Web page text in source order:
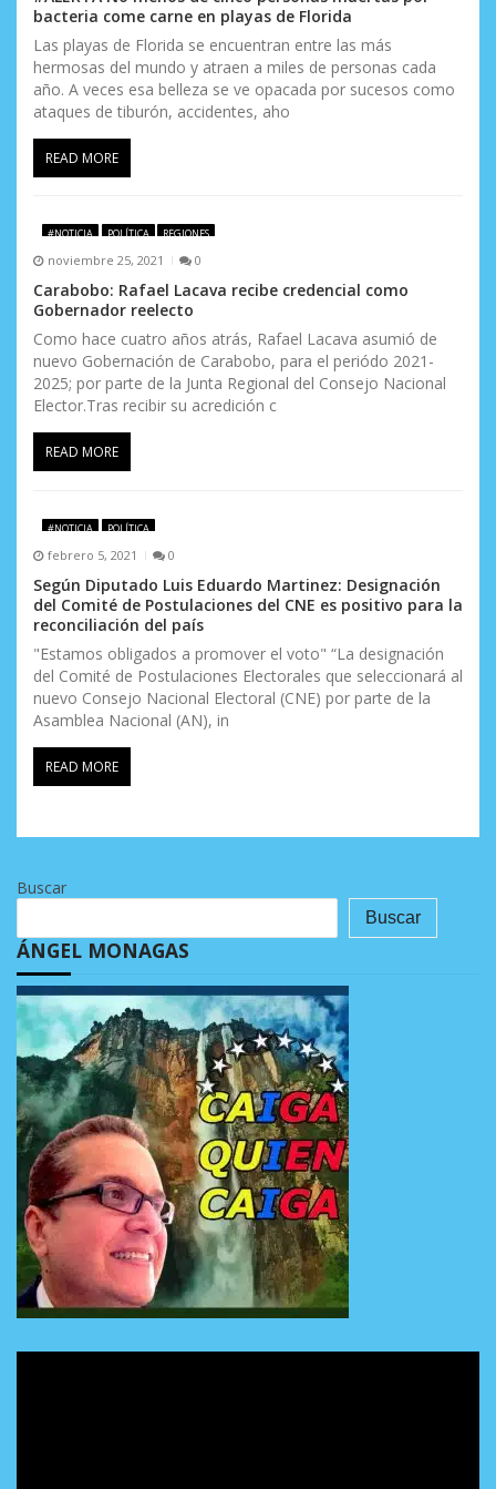
bacteria come carne en playas de Florida
Las playas de Florida se encuentran entre las más
hermosas del mundo y atraen a miles de personas cada
año. A veces esa belleza se ve opacada por sucesos como
ataques de tiburón, accidentes, aho
READ MORE
#NOTICIA POLÍTICA REGIONES
noviembre 25, 2021 0
Carabobo: Rafael Lacava recibe credencial como
Gobernador reelecto
Como hace cuatro años atrás, Rafael Lacava asumió de
nuevo Gobernación de Carabobo, para el periódo 2021-
2025; por parte de la Junta Regional del Consejo Nacional
Elector.Tras recibir su acredición c
READ MORE
#NOTICIA POLÍTICA
febrero 5, 2021 0
Según Diputado Luis Eduardo Martinez: Designación
del Comité de Postulaciones del CNE es positivo para la
reconciliación del país
"Estamos obligados a promover el voto" “La designación
del Comité de Postulaciones Electorales que seleccionará al
nuevo Consejo Nacional Electoral (CNE) por parte de la
Asamblea Nacional (AN), in
READ MORE
Buscar
Buscar
ÁNGEL MONAGAS